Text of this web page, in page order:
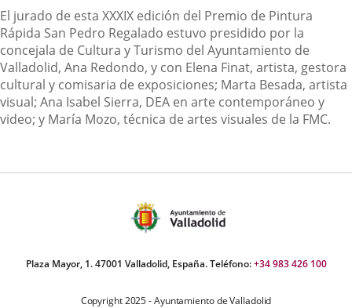
El jurado de esta XXXIX edición del Premio de Pintura
Rápida San Pedro Regalado estuvo presidido por la
concejala de Cultura y Turismo del Ayuntamiento de
Valladolid, Ana Redondo, y con Elena Finat, artista, gestora
cultural y comisaria de exposiciones; Marta Besada, artista
visual; Ana Isabel Sierra, DEA en arte contemporáneo y
video; y María Mozo, técnica de artes visuales de la FMC.
Plaza Mayor, 1. 47001 Valladolid, España. Teléfono:+34 983 426 100
Copyright 2025 - Ayuntamiento de Valladolid